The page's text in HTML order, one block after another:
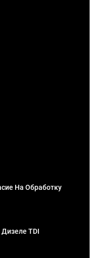
На Обработку
TDI